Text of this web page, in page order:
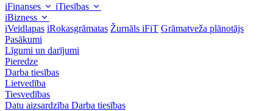
iFinanses
iTiesības
iBizness
iVeidlapas iRokasgrāmatas Žurnāls iFiT Grāmatveža plānotājs
Pasākumi
Līgumi un darījumi
Pieredze
Darba tiesības
Lietvedība
Tiesvedības
Datu aizsardzība Darba tiesības